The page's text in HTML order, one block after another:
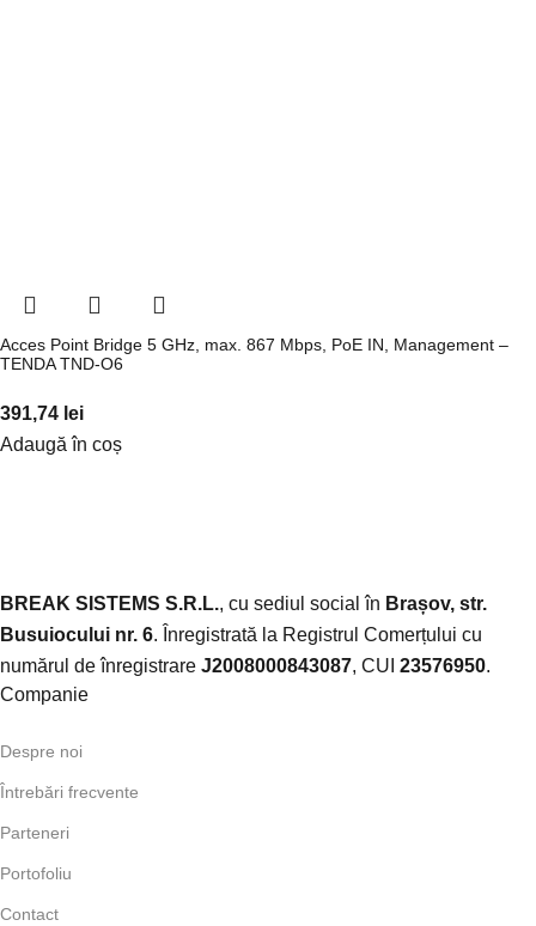
Acces Point Bridge 5 GHz, max. 867 Mbps, PoE IN, Management –
TENDA TND-O6
391,74 lei
Adaugă în coș
BREAK SISTEMS S.R.L., cu sediul social în Brașov, str.
Busuiocului nr. 6. Înregistrată la Registrul Comerțului cu
numărul de înregistrare J2008000843087, CUI 23576950.​
Companie
Despre noi
Întrebări frecvente
Parteneri
Portofoliu
Contact